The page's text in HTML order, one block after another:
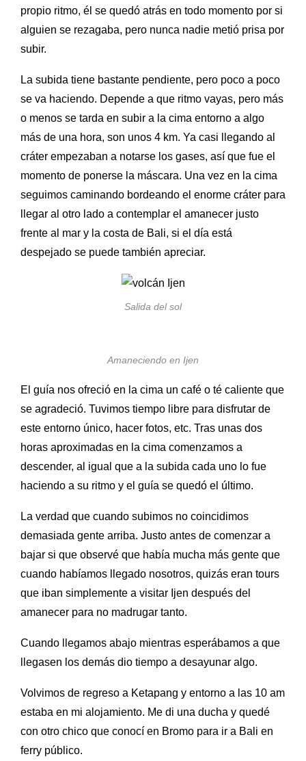
propio ritmo, él se quedó atrás en todo momento por si
alguien se rezagaba, pero nunca nadie metió prisa por
subir.
La subida tiene bastante pendiente, pero poco a poco
se va haciendo. Depende a que ritmo vayas, pero más
o menos se tarda en subir a la cima entorno a algo
más de una hora, son unos 4 km. Ya casi llegando al
cráter empezaban a notarse los gases, así que fue el
momento de ponerse la máscara. Una vez en la cima
seguimos caminando bordeando el enorme cráter para
llegar al otro lado a contemplar el amanecer justo
frente al mar y la costa de Bali, si el día está
despejado se puede también apreciar.
Salida del sol
Amaneciendo en Ijen
El guía nos ofreció en la cima un café o té caliente que
se agradeció. Tuvimos tiempo libre para disfrutar de
este entorno único, hacer fotos, etc. Tras unas dos
horas aproximadas en la cima comenzamos a
descender, al igual que a la subida cada uno lo fue
haciendo a su ritmo y el guía se quedó el último.
La verdad que cuando subimos no coincidimos
demasiada gente arriba. Justo antes de comenzar a
bajar si que observé que había mucha más gente que
cuando habíamos llegado nosotros, quizás eran tours
que iban simplemente a visitar Ijen después del
amanecer para no madrugar tanto.
Cuando llegamos abajo mientras esperábamos a que
llegasen los demás dio tiempo a desayunar algo.
Volvimos de regreso a Ketapang y entorno a las 10 am
estaba en mi alojamiento. Me di una ducha y quedé
con otro chico que conocí en Bromo para ir a Bali en
ferry público.